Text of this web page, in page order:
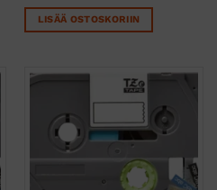
LISÄÄ OSTOSKORIIN